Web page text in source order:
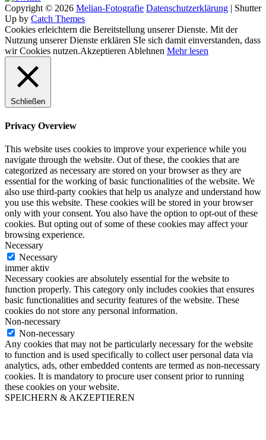
Copyright © 2026 Melian-Fotografie Datenschutzerklärung | Shutter
Up by Catch Themes
Cookies erleichtern die Bereitstellung unserer Dienste. Mit der
Nutzung unserer Dienste erklären SIe sich damit einverstanden, dass
wir Cookies nutzen.Akzeptieren Ablehnen Mehr lesen
Schließen
Privacy Overview
This website uses cookies to improve your experience while you
navigate through the website. Out of these, the cookies that are
categorized as necessary are stored on your browser as they are
essential for the working of basic functionalities of the website. We
also use third-party cookies that help us analyze and understand how
you use this website. These cookies will be stored in your browser
only with your consent. You also have the option to opt-out of these
cookies. But opting out of some of these cookies may affect your
browsing experience.
Necessary
Necessary
immer aktiv
Necessary cookies are absolutely essential for the website to
function properly. This category only includes cookies that ensures
basic functionalities and security features of the website. These
cookies do not store any personal information.
Non-necessary
Non-necessary
Any cookies that may not be particularly necessary for the website
to function and is used specifically to collect user personal data via
analytics, ads, other embedded contents are termed as non-necessary
cookies. It is mandatory to procure user consent prior to running
these cookies on your website.
SPEICHERN & AKZEPTIEREN